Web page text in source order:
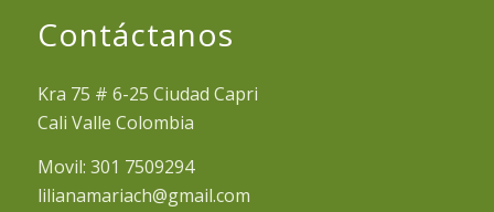
Contáctanos
Kra 75 # 6-25 Ciudad Capri
Cali Valle Colombia
Movil: 301 7509294
lilianamariach@gmail.com